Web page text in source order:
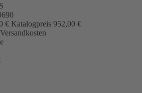
€ Katalogpreis 952,00 €